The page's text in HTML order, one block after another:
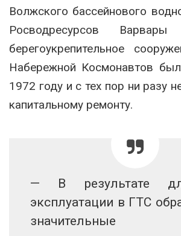
Волжского бассейнового
Росводресурсов Варвары
берегоукрепительное
Набережной Космонавтов
1972 году и с тех пор ни разу
капитальному ремонту.
— В результате
эксплуатации в ГТС
значительные